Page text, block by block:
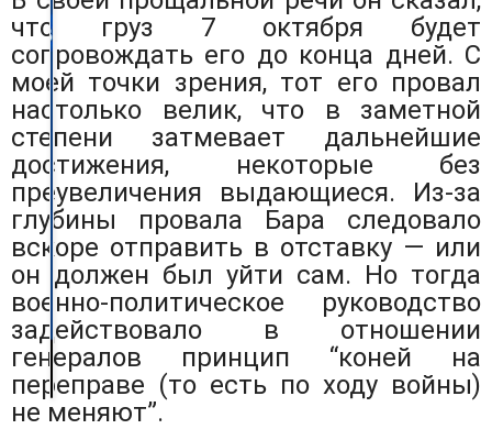
что груз 7 октября будет
сопровождать его до конца дней. С
моей точки зрения, тот его провал
настолько велик, что в заметной
степени затмевает дальнейшие
достижения, некоторые без
преувеличения выдающиеся. Из-за
глубины провала Бара следовало
вскоре отправить в отставку — или
он должен был уйти сам. Но тогда
военно-политическое руководство
задействовало в отношении
генералов принцип “коней на
переправе (то есть по ходу войны)
не меняют”.